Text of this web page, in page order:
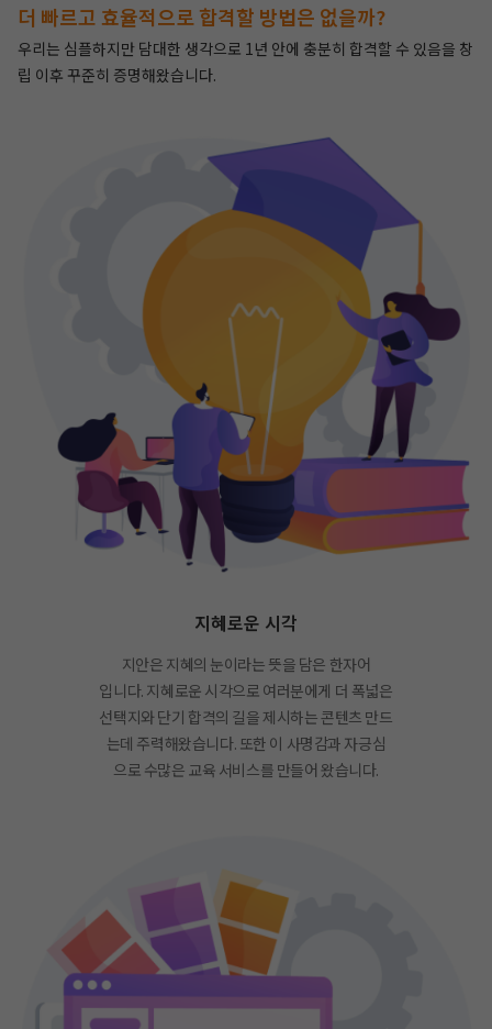
더 빠르고 효율적으로 합격할 방법은 없을까?
우리는 심플하지만 담대한 생각으로 1년 안에 충분히 합격할 수 있음을 창
립 이후 꾸준히 증명해왔습니다.
지혜로운 시각
지안은 지혜의 눈이라는 뜻을 담은 한자어
입니다. 지혜로운 시각으로 여러분에게 더 폭넓은
선택지와 단기 합격의 길을 제시하는 콘텐츠 만드
는데 주력해왔습니다. 또한 이 사명감과 자긍심
으로 수많은 교육 서비스를 만들어 왔습니다.